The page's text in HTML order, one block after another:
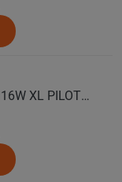
MICHELIN Автошина 285/50 R20 116W XL PILOT SPORT 4 SUV лето